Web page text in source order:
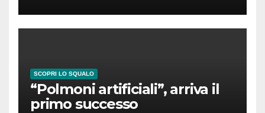
SCOPRI LO SQUALO
“Polmoni artificiali”, arriva il
primo successo